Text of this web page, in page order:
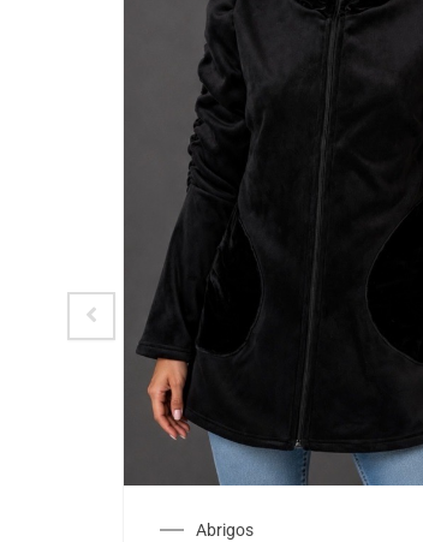
Abrigos